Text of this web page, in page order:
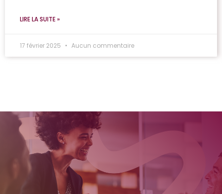
LIRE LA SUITE »
17 février 2025 Aucun commentaire